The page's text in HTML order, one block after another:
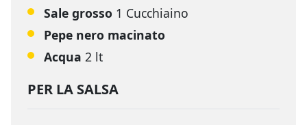
Sale grosso 1 Cucchiaino
Pepe nero macinato
Acqua 2 lt
PER LA SALSA